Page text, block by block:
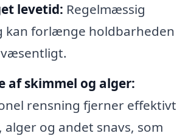
levetid: Regelmæssig
kan forlænge holdbarheden
af skimmel og alger:
rensning fjerner effektivt
alger og andet snavs, som